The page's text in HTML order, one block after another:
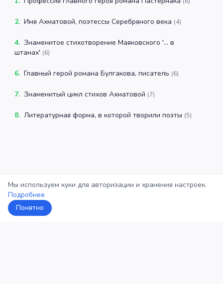
2. Имя Ахматовой, поэтессы Серебряного века (4)
4. Знаменитое стихотворение Маяковского '... в
штанах' (6)
6. Главный герой романа Булгакова, писатель (6)
7. Знаменитый цикл стихов Ахматовой (7)
8. Литературная форма, в которой творили поэты (5)
Мы используем куки для авторизации и хранения настроек.
Подробнее
Понятно